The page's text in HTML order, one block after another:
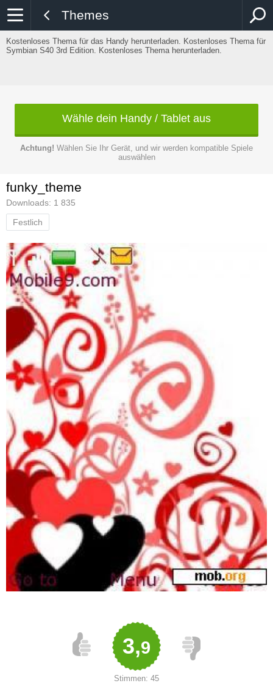
Themes
Kostenloses Thema für das Handy herunterladen. Kostenloses Thema für
Symbian S40 3rd Edition. Kostenloses Thema herunterladen.
Wähle dein Handy / Tablet aus
Achtung! Wählen Sie Ihr Gerät, und wir werden kompatible Spiele
auswählen
funky_theme
Downloads: 1 835
Festlich
3,9
Stimmen: 45